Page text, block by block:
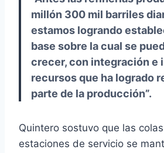
millón 300 mil barriles
estamos logrando
base sobre la cual se
crecer, con integración e
recursos que ha logrado
parte de la producción”.
Quintero sostuvo que las
estaciones de servicio se